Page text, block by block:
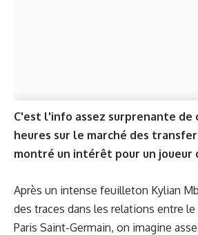
C'est l'info assez surprenante de
heures sur le marché des
montré un intérêt pour un joueur
Après un intense feuilleton Kylian
des traces dans les relations entre le
Paris Saint-Germain, on imagine